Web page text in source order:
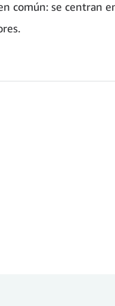
común: se centran